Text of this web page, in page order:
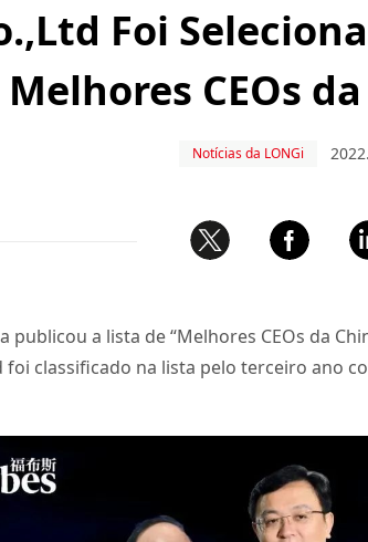
Foi
CEOs
Notícias da LONGi
publicou a lista de “Melhores CEOs da
foi classificado na lista pelo terceiro ano